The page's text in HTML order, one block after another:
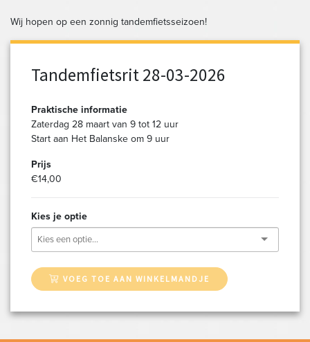
Wij hopen op een zonnig tandemfietsseizoen!
Tandemfietsrit 28-03-2026
Praktische informatie
Zaterdag 28 maart van 9 tot 12 uur
Start aan Het Balanske om 9 uur
Prijs
€14,00
Kies je optie
VOEG TOE AAN WINKELMANDJE